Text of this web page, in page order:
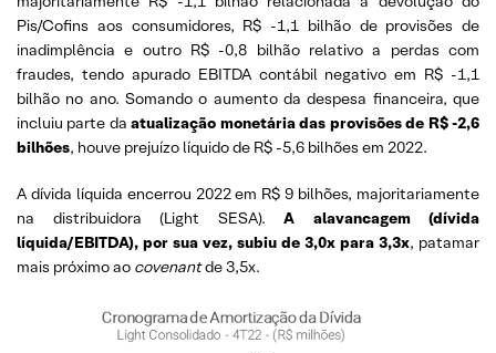
Pis/Cofins aos consumidores, R$ -1,1 bilhão de provisões de
inadimplência e outro R$ -0,8 bilhão relativo a perdas com
fraudes, tendo apurado EBITDA contábil negativo em R$ -1,1
bilhão no ano. Somando o aumento da despesa financeira, que
incluiu parte daatualização monetária das provisões de R$ -2,6
bilhões, houve prejuízo líquido de R$ -5,6 bilhões em 2022.
A dívida líquida encerrou 2022 em R$ 9 bilhões, majoritariamente
na distribuidora (Light SESA). A alavancagem (dívida
líquida/EBITDA), por sua vez, subiu de 3,0x para 3,3x, patamar
mais próximo ao covenantde 3,5x.